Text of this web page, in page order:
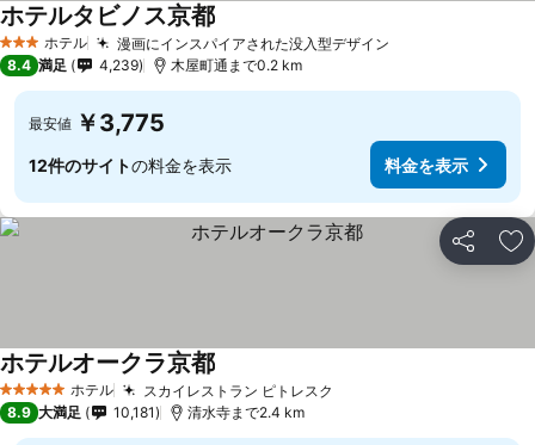
3 ホテルのランク
ホテル 漫画にインスパイアされた没入型デザイン
ホテルタビノス京都
8.4 満足 4,239 木屋町通まで0.2 km
最安値 ￥3,775
12件のサイトの料金を表示 料金を表示
シェア お
5 ホテルのランク
ホテル スカイレストラン ピトレスク
ホテルオークラ京都
8.9 大満足 10,181 清水寺まで2.4 km